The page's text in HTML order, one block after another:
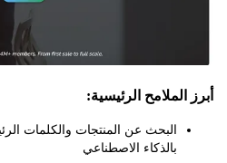
الرئيسية:
البحث عن المنتجات والكلمات الرئيسية
بالذكاء الاصطناعي